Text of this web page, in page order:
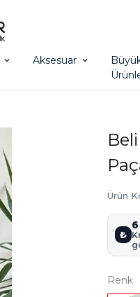
Aksesuar
Ürün
₺
Renk